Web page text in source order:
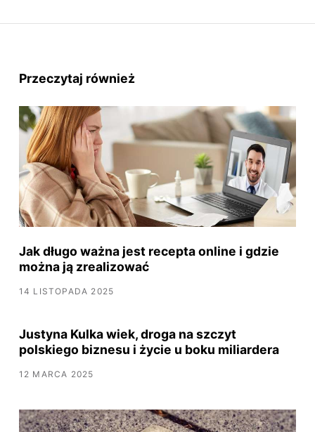
Przeczytaj również
Jak długo ważna jest recepta online i gdzie
można ją zrealizować
14 LISTOPADA 2025
Justyna Kulka wiek, droga na szczyt
polskiego biznesu i życie u boku miliardera
12 MARCA 2025